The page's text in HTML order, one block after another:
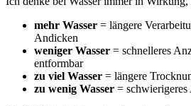
mehr Wasser = längere
Andicken
weniger Wasser = schnelleres
entformbar
zu viel Wasser = längere
zu wenig Wasser = schwierigeres